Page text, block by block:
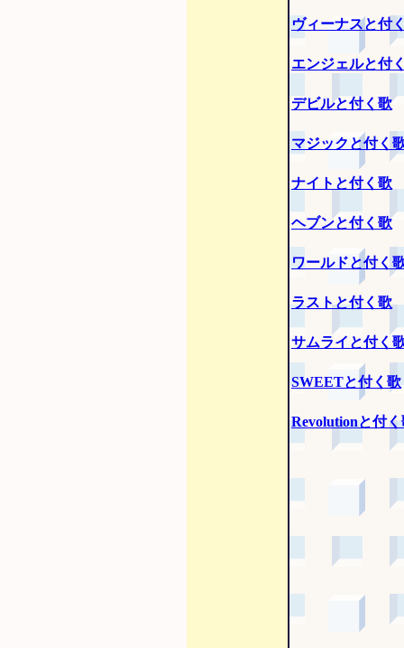
ヴィーナスと付
エンジェルと付
デビルと付く歌
マジックと付く
ナイトと付く歌
ヘブンと付く歌
ワールドと付く
ラストと付く歌
サムライと付く
SWEETと付く歌
Revolutionと付く